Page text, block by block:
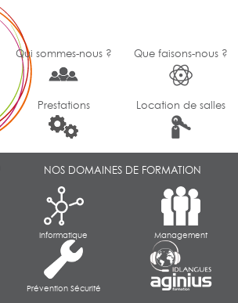
Qui sommes-nous ? Que faisons-nous ?
Prestations Location de salles
NOS DOMAINES DE FORMATION
Informatique Management
Prévention Sécurité